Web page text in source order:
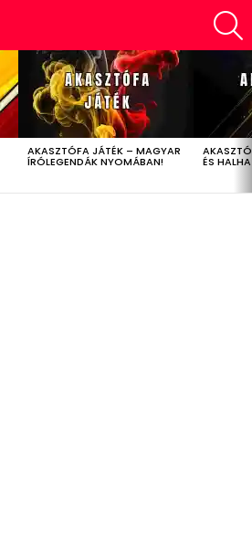
AKASZTÓFA JÁTÉK – MAGYAR
ÍRÓLEGENDÁK NYOMÁBAN! ÉS